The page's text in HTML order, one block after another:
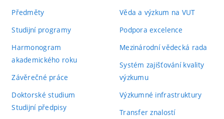
Předměty
Studijní programy
Harmonogram
akademického roku
Závěrečné práce
Doktorské studium
Studijní předpisy
Věda a výzkum na VUT
Podpora excelence
Mezinárodní vědecká rada
Systém zajišťování kvality
výzkumu
Výzkumné infrastruktury
Transfer znalostí